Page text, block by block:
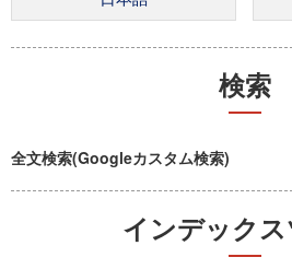
検索
全文検索(Googleカスタム検索)
インデック